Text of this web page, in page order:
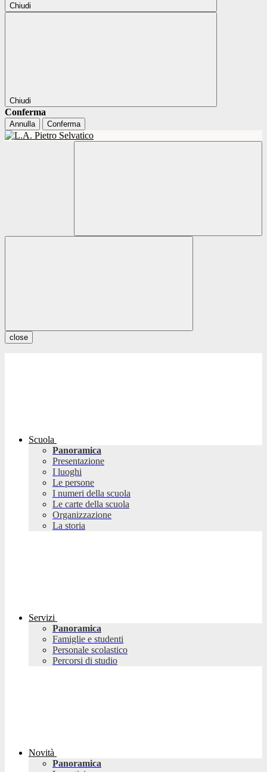
Chiudi
Chiudi
Conferma
Annulla Conferma
close
Scuola
Panoramica
Presentazione
I luoghi
Le persone
I numeri della scuola
Le carte della scuola
Organizzazione
La storia
Servizi
Panoramica
Famiglie e studenti
Personale scolastico
Percorsi di studio
Novità
Panoramica